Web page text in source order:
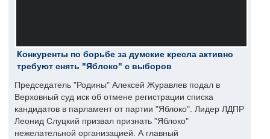
Конкуренты по борьбе за думские кресла активно
требуют снять "Яблоко" с выборов
Председатель "Родины" Алексей Журавлев подал в
Верховный суд иск об отмене регистрации списка
кандидатов в парламент от партии "Яблоко". Лидер ЛДПР
Леонид Слуцкий призвал признать "Яблоко"
нежелательной организацией. А главный